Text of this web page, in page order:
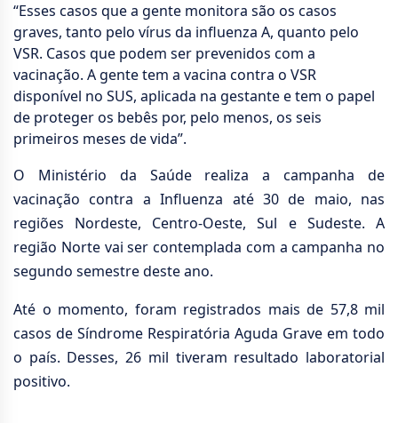
“Esses casos que a gente monitora são os casos
graves, tanto pelo vírus da influenza A, quanto pelo
VSR. Casos que podem ser prevenidos com a
vacinação. A gente tem a vacina contra o VSR
disponível no SUS, aplicada na gestante e tem o papel
de proteger os bebês por, pelo menos, os seis
primeiros meses de vida”.
O Ministério da Saúde realiza a campanha de
vacinação contra a Influenza até 30 de maio, nas
regiões Nordeste, Centro-Oeste, Sul e Sudeste. A
região Norte vai ser contemplada com a campanha no
segundo semestre deste ano.
Até o momento, foram registrados mais de 57,8 mil
casos de Síndrome Respiratória Aguda Grave em todo
o país. Desses, 26 mil tiveram resultado laboratorial
positivo.